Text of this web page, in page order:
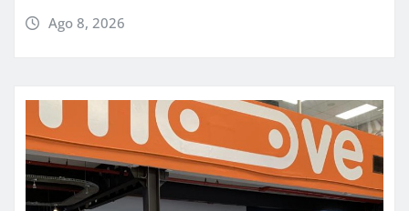
Ago 8, 2026